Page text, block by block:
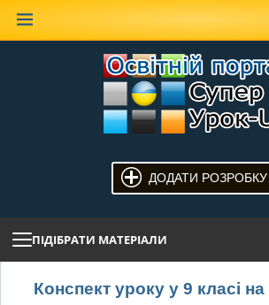
ДОДАТИ РОЗРОБКУ
ПІДІБРАТИ МАТЕРІАЛИ
Конспект уроку у 9 класі